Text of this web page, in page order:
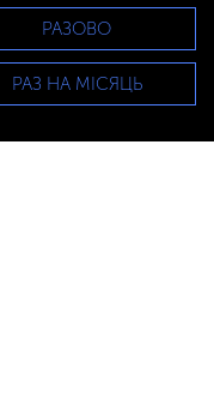
РАЗОВО
РАЗ НА МІСЯЦЬ